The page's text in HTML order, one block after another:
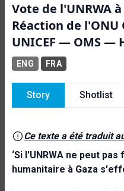
Vote de l'UNRWA
Réaction de
UNICEF — OMS —
ENG FRA
Story Shotlist
Ce texte a été traduit
‘Si l'UNRWA ne peut
humanitaire à Gaza